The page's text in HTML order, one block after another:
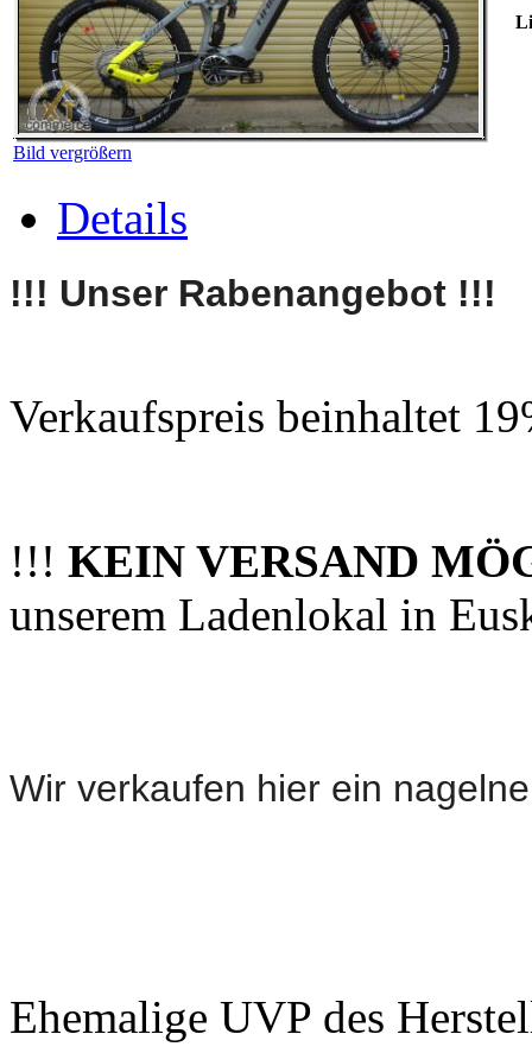
Bild vergrößern
Details
!!! Unser Rabenangebot !!!
Verkaufspreis beinhaltet
!!! KEIN VERSAND
unserem Ladenlokal in
Wir verkaufen hier ein
Ehemalige UVP des